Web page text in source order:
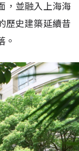
，並融入上海海
歷史建築延續昔
。